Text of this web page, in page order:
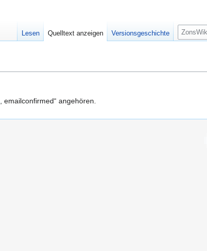
, emailconfirmed“ angehören.
Lesen Quelltext anzeigen Versionsgeschichte
S
u
e